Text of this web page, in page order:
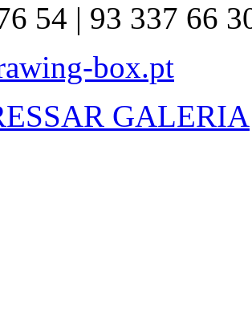
54 | 93 337 66
box.pt
GALERIA